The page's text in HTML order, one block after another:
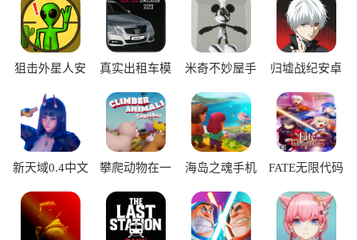
会感觉自己真的进入到了游戏的世界里，它能让你感觉自己真
的身处另一个世界，而且更逼真的画面和更自由的视角，会让
游戏体验变得更加震撼和有趣。
狙击外星人安
真实出租车模
米奇不妙屋手
归墟战纪安卓
新天域0.4中文
攀爬动物在一
海岛之魂手机
FATE无限代码